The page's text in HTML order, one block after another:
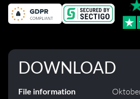
DOWNLOAD
File information